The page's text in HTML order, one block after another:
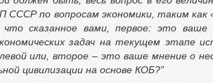
СССР по вопросам экономики, таким
сказанное вами, первое: это ваше
задач на текущем этапе
или, второе – это ваше мнение о
цивилизации на основе КОБ?”